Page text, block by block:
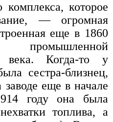
комплекса, которое
— огромная
еще в 1860
промышленной
века. Когда-то у
сестра-близнец,
заводе еще в начале
году она была
топлива, а